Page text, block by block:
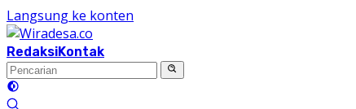
Langsung ke konten
RedaksiKontak